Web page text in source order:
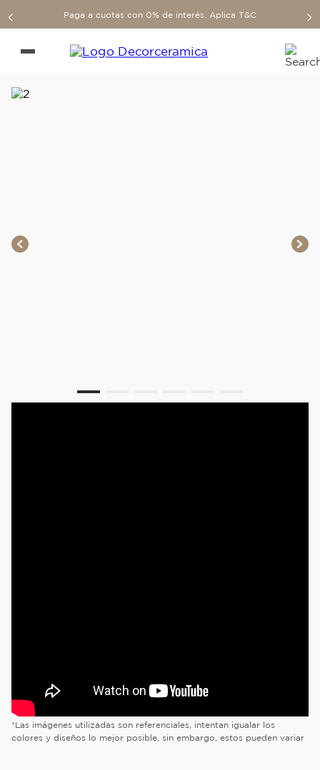
Paga a cuotas con 0% de interés. Aplica T&C
*Las imágenes utilizadas son referenciales, intentan igualar los
colores y diseños lo mejor posible, sin embargo, estos pueden variar